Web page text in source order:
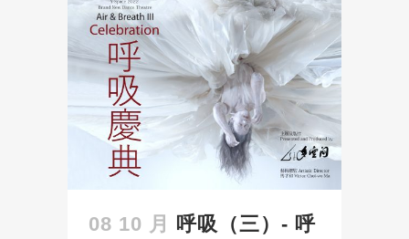
08 10 月 呼吸（三）- 呼